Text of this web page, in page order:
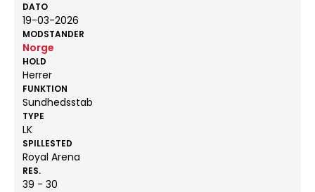
DATO
19-03-2026
MODSTANDER
Norge
HOLD
Herrer
FUNKTION
Sundhedsstab
TYPE
LK
SPILLESTED
Royal Arena
RES.
39 - 30